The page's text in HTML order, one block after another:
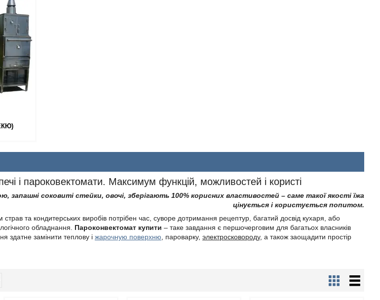
і пароковектомати. Максимум функцій, можливостей і користі
запашні соковиті стейки, овочі, зберігають 100% корисних властивостей – саме такої якості їжа
цінується і користується попитом.
та кондитерських виробів потрібен час, суворе дотримання рецептур, багатий досвід кухаря, або
обладнання. Пароконвектомат купити – таке завдання є першочерговим для багатьох власників
здатне замінити теплову і жарочную поверхню , пароварку, электросковороду, а також заощадити простір